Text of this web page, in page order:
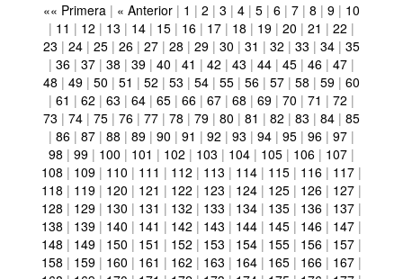
«« Primera | « Anterior | 1 | 2 | 3 | 4 | 5 | 6 | 7 | 8 | 9 | 10
| 11 | 12 | 13 | 14 | 15 | 16 | 17 | 18 | 19 | 20 | 21 | 22 |
23 | 24 | 25 | 26 | 27 | 28 | 29 | 30 | 31 | 32 | 33 | 34 | 35
| 36 | 37 | 38 | 39 | 40 | 41 | 42 | 43 | 44 | 45 | 46 | 47 |
48 | 49 | 50 | 51 | 52 | 53 | 54 | 55 | 56 | 57 | 58 | 59 | 60
| 61 | 62 | 63 | 64 | 65 | 66 | 67 | 68 | 69 | 70 | 71 | 72 |
73 | 74 | 75 | 76 | 77 | 78 | 79 | 80 | 81 | 82 | 83 | 84 | 85
| 86 | 87 | 88 | 89 | 90 | 91 | 92 | 93 | 94 | 95 | 96 | 97 |
98 | 99 | 100 | 101 | 102 | 103 | 104 | 105 | 106 | 107 |
108 | 109 | 110 | 111 | 112 | 113 | 114 | 115 | 116 | 117 |
118 | 119 | 120 | 121 | 122 | 123 | 124 | 125 | 126 | 127 |
128 | 129 | 130 | 131 | 132 | 133 | 134 | 135 | 136 | 137 |
138 | 139 | 140 | 141 | 142 | 143 | 144 | 145 | 146 | 147 |
148 | 149 | 150 | 151 | 152 | 153 | 154 | 155 | 156 | 157 |
158 | 159 | 160 | 161 | 162 | 163 | 164 | 165 | 166 | 167 |